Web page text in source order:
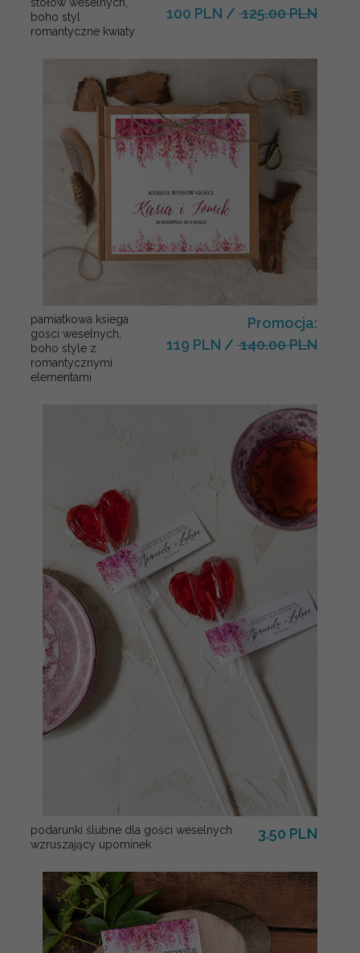
stołów weselnych,
boho styl
romantyczne kwiaty
100 PLN / 125.00 PLN
pamiatkowa ksiega
gosci weselnych,
boho style z
romantycznymi
elementami
Promocja:
119 PLN / 140.00 PLN
podarunki ślubne dla gości weselnych
wzruszający upominek
3.50 PLN